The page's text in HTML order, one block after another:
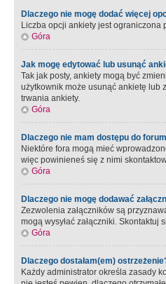
Dlaczego nie mogę dodać więcej
Liczba opcji ankiety jest ograniczona
Góra
Jak mogę edytować lub usunąć
Tak jak posty, ankiety mogą być
użytkownik może usunąć ankietę lub
trwania ankiety.
Góra
Dlaczego nie mam dostępu do
Niektóre fora mogą mieć
więc powinieneś się z nimi
Góra
Dlaczego nie mogę dodawać
Zezwolenia załączników są
mogą wysyłać załączniki.
Góra
Dlaczego dostałam(em)
Każdy administrator określa zasady